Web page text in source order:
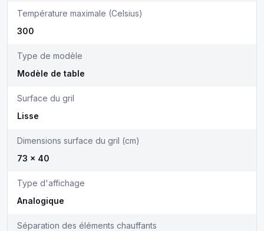
Température maximale (Celsius)
300
Type de modèle
Modèle de table
Surface du gril
Lisse
Dimensions surface du gril (cm)
73 x 40
Type d'affichage
Analogique
Séparation des éléments chauffants